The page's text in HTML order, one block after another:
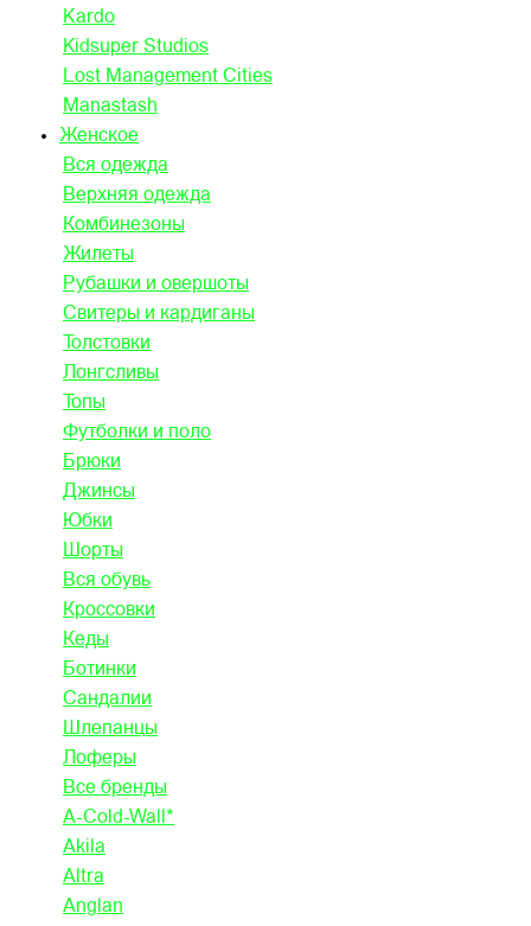
Kardo
Kidsuper Studios
Lost Management Cities
Manastash
Женское
Вся одежда
Верхняя одежда
Комбинезоны
Жилеты
Рубашки и овершоты
Свитеры и кардиганы
Толстовки
Лонгсливы
Топы
Футболки и поло
Брюки
Джинсы
Юбки
Шорты
Вся обувь
Кроссовки
Кеды
Ботинки
Сандалии
Шлепанцы
Лоферы
Все бренды
A-Cold-Wall*
Akila
Altra
Anglan